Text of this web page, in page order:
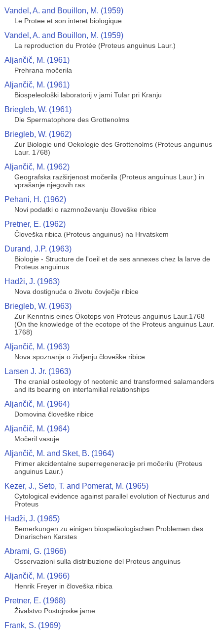
Vandel, A. and Bouillon, M. (1959)
Le Protee et son interet biologique
Vandel, A. and Bouillon, M. (1959)
La reproduction du Protée (Proteus anguinus Laur.)
Aljančič, M. (1961)
Prehrana močerila
Aljančič, M. (1961)
Biospeleološki laboratorij v jami Tular pri Kranju
Briegleb, W. (1961)
Die Spermatophore des Grottenolms
Briegleb, W. (1962)
Zur Biologie und Oekologie des Grottenolms (Proteus anguinus
Laur. 1768)
Aljančič, M. (1962)
Geografska razširjenost močerila (Proteus anguinus Laur.) in
vprašanje njegovih ras
Pehani, H. (1962)
Novi podatki o razmnoževanju človeške ribice
Pretner, E. (1962)
Človeška ribica (Proteus anguinus) na Hrvatskem
Durand, J.P. (1963)
Biologie - Structure de l'oeil et de ses annexes chez la larve de
Proteus anguinus
Hadži, J. (1963)
Nova dostignuća o životu čovječje ribice
Briegleb, W. (1963)
Zur Kenntnis eines Ökotops von Proteus anguinus Laur.1768
(On the knowledge of the ecotope of the Proteus anguinus Laur.
1768)
Aljančič, M. (1963)
Nova spoznanja o življenju človeške ribice
Larsen J. Jr. (1963)
The cranial osteology of neotenic and transformed salamanders
and its bearing on interfamilial relationships
Aljančič, M. (1964)
Domovina človeške ribice
Aljančič, M. (1964)
Močeril vasuje
Aljančič, M. and Sket, B. (1964)
Primer akcidentalne superregeneracije pri močerilu (Proteus
anguinus Laur.)
Kezer, J., Seto, T. and Pomerat, M. (1965)
Cytological evidence against parallel evolution of Necturus and
Proteus
Hadži, J. (1965)
Bemerkungen zu einigen biospeläologischen Problemen des
Dinarischen Karstes
Abrami, G. (1966)
Osservazioni sulla distribuzione del Proteus anguinus
Aljančič, M. (1966)
Henrik Freyer in človeška ribica
Pretner, E. (1968)
Živalstvo Postojnske jame
Frank, S. (1969)